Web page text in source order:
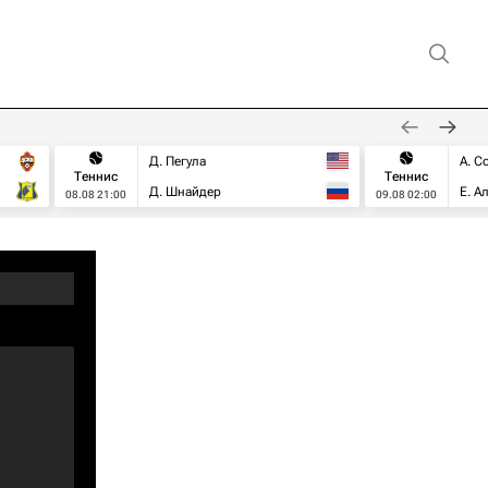
Теннис
08.08 21:00
Д. Пегула
Д. Шнайдер
Теннис
09.08 02:00
А.
Е.